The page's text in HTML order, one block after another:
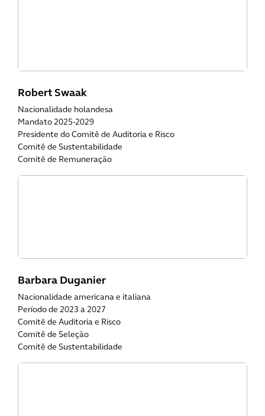
Robert Swaak
Nacionalidade holandesa
Mandato 2025-2029
Presidente do Comitê de Auditoria e Risco
Comitê de Sustentabilidade
Comitê de Remuneração
Barbara Duganier
Nacionalidade americana e italiana
Período de 2023 a 2027
Comitê de Auditoria e Risco
Comitê de Seleção
Comitê de Sustentabilidade